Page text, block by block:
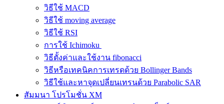
วิธีใช้ MACD
วิธีใช้ moving average
วิธีใช้ RSI
การใช้ Ichimoku
วิธีตั้งค่าและใช้งาน fibonacci
วิธีหรือเทคนิคการเทรดด้วย Bollinger Bands
วิธีใช้และหาจุดเปลี่ยนเทรนด้วย Parabolic SAR
สัมมนา โปรโมชั่น XM